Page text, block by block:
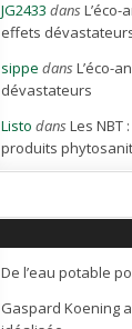
JG2433 dans
effets
sippe dansL’éco-
dévastateurs
Listo dansLes
produits
De l’eau potable
Gaspard Koening